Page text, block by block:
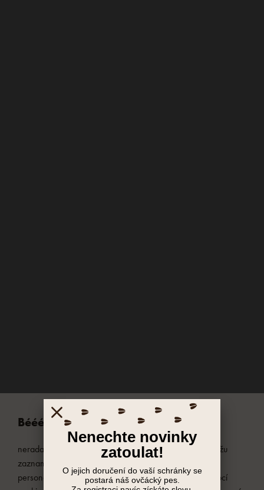
Bééé, já jsem Májenka,
nerada ruším, ale potřebuji od vás kopýtko na to, že můžu
zaznamenávat, jak se vám na Ovečkárně líbí. Pro
personalizaci reklam zpracováváme osobní údaje pomocí